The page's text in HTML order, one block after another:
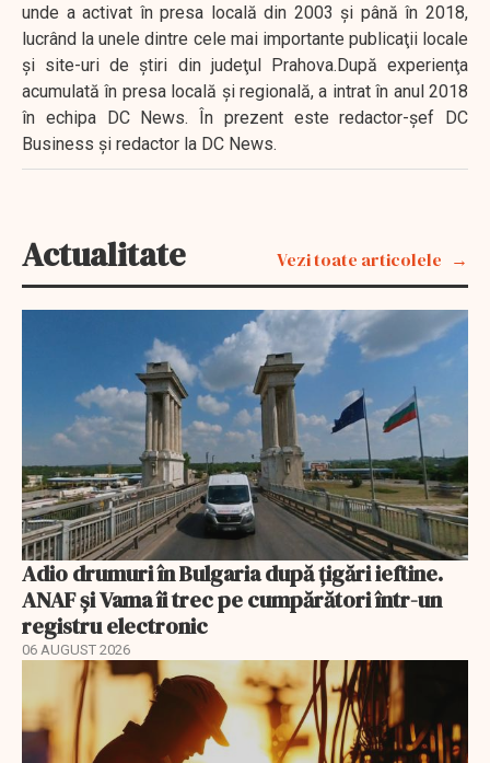
unde a activat în presa locală din 2003 şi până în 2018,
lucrând la unele dintre cele mai importante publicaţii locale
şi site-uri de ştiri din judeţul Prahova.După experienţa
acumulată în presa locală şi regională, a intrat în anul 2018
în echipa DC News. În prezent este redactor-şef DC
Business şi redactor la DC News.
Actualitate Vezi toate articolele
Adio drumuri în Bulgaria după țigări ieftine.
ANAF și Vama îi trec pe cumpărători într-un
registru electronic
06 AUGUST 2026